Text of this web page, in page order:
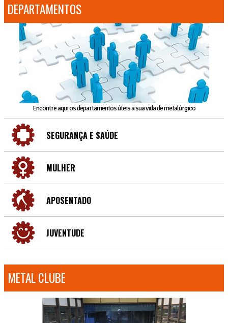
DEPARTAMENTOS
Encontre aqui os departamentos úteis a sua vida de metalúrgico
SEGURANÇA E SAÚDE
MULHER
APOSENTADO
JUVENTUDE
METAL CLUBE